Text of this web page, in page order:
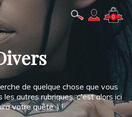
0
de quelque chose que vous
autres rubriques, c'est alors ici
votre quête ;) !